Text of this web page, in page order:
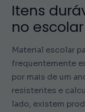
Itens
no
Material escolar
frequentemente
por mais de um
resistentes e
lado, existem